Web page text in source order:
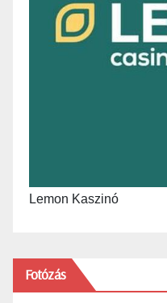
Lemon Kaszinó
Fotózás